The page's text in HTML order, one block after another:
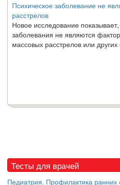
Психическое заболевание не
расстрелов
Новое исследование
заболевания не являются
массовых расстрелов или
Тесты для врачей
Педиатрия. Профилактика ранних